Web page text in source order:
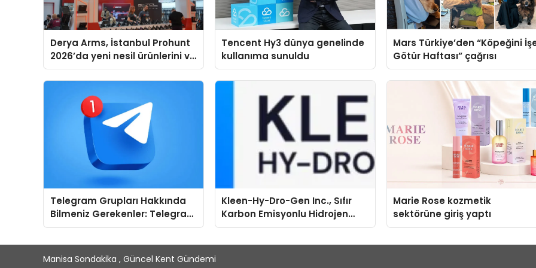
Derya Arms, İstanbul Prohunt
2026’da yeni nesil ürünlerini ve
global marka vizyonunu
sergiledi
Tencent Hy3 dünya genelinde
kullanıma sunuldu
Mars Türkiye’den “Köpeğini
Götür Haftası” çağrısı
Telegram Grupları Hakkında
Bilmeniz Gerekenler: Telegram
Kullanırken Topluluk Seçimini
Kleen-Hy-Dro-Gen Inc., Sıfır
Karbon Emisyonlu Hidrojen
Isıtma Teknolojisinde ISO ve
Marie Rose kozmetik
sektörüne giriş yaptı
Manisa Sondakika , Güncel Kent Gündemi